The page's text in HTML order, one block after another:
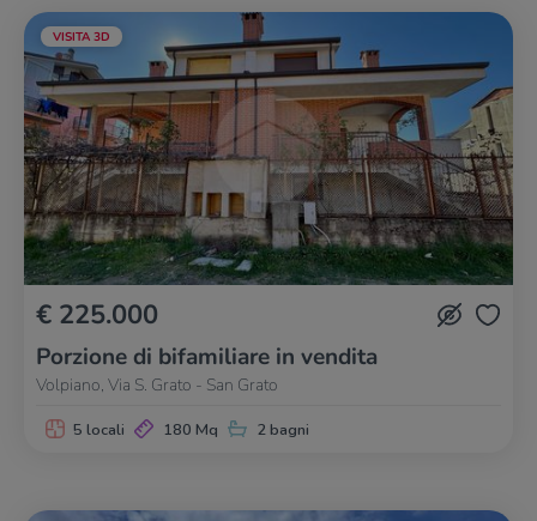
VISITA 3D
€ 225.000
Porzione di bifamiliare in vendita
Volpiano, Via S. Grato - San Grato
5 locali 180 Mq 2 bagni